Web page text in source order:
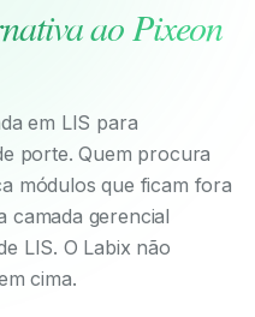
ao Pixeon
em LIS para
porte. Quem procura
módulos que ficam fora
camada gerencial
LIS. O Labix não
cima.